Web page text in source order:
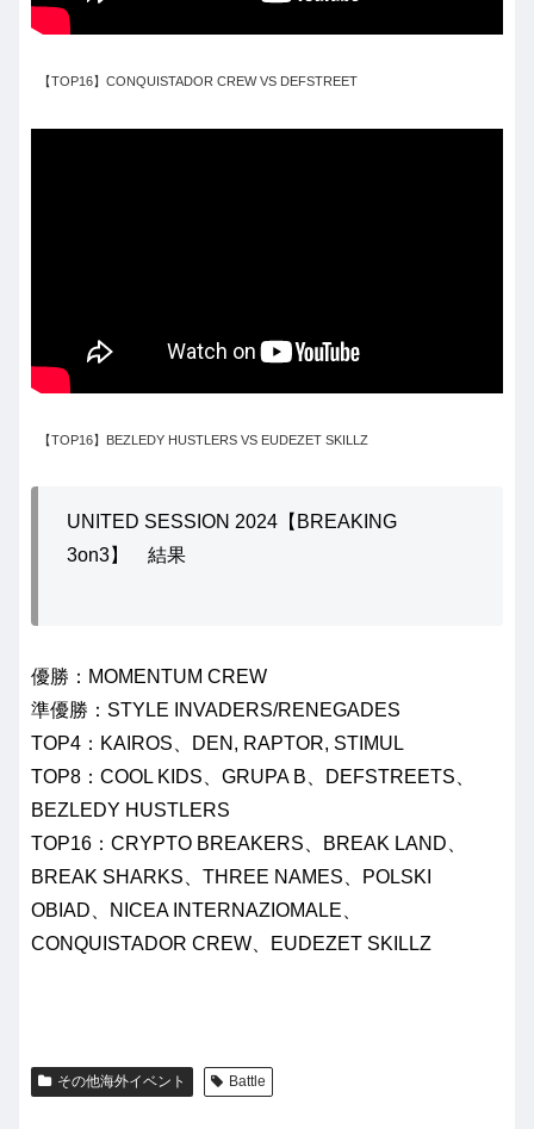
【TOP16】CONQUISTADOR CREW VS DEFSTREET
【TOP16】BEZLEDY HUSTLERS VS EUDEZET SKILLZ
UNITED SESSION 2024【BREAKING
3on3】 結果
優勝：MOMENTUM CREW
準優勝：STYLE INVADERS/RENEGADES
TOP4：KAIROS、DEN, RAPTOR, STIMUL
TOP8：COOL KIDS、GRUPA B、DEFSTREETS、
BEZLEDY HUSTLERS
TOP16：CRYPTO BREAKERS、BREAK LAND、
BREAK SHARKS、THREE NAMES、POLSKI
OBIAD、NICEA INTERNAZIOMALE、
CONQUISTADOR CREW、EUDEZET SKILLZ
その他海外イベント Battle